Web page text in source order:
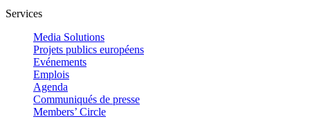
Services
Media Solutions
Projets publics européens
Evénements
Emplois
Agenda
Communiqués de presse
Members’ Circle